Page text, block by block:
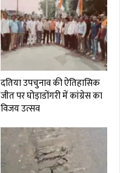
दतिया उपचुनाव की ऐतिहासिक
जीत पर घोड़ाडोंगरी में कांग्रेस का
विजय उत्सव